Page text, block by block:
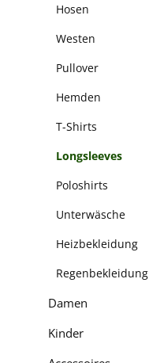
Hosen
Westen
Pullover
Hemden
T-Shirts
Longsleeves
Poloshirts
Unterwäsche
Heizbekleidung
Regenbekleidung
Damen
Kinder